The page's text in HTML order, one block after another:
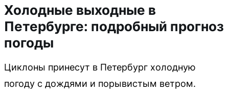
Холодные выходные в
Петербурге: подробный прогноз
погоды
Циклоны принесут в Петербург холодную
погоду с дождями и порывистым ветром.